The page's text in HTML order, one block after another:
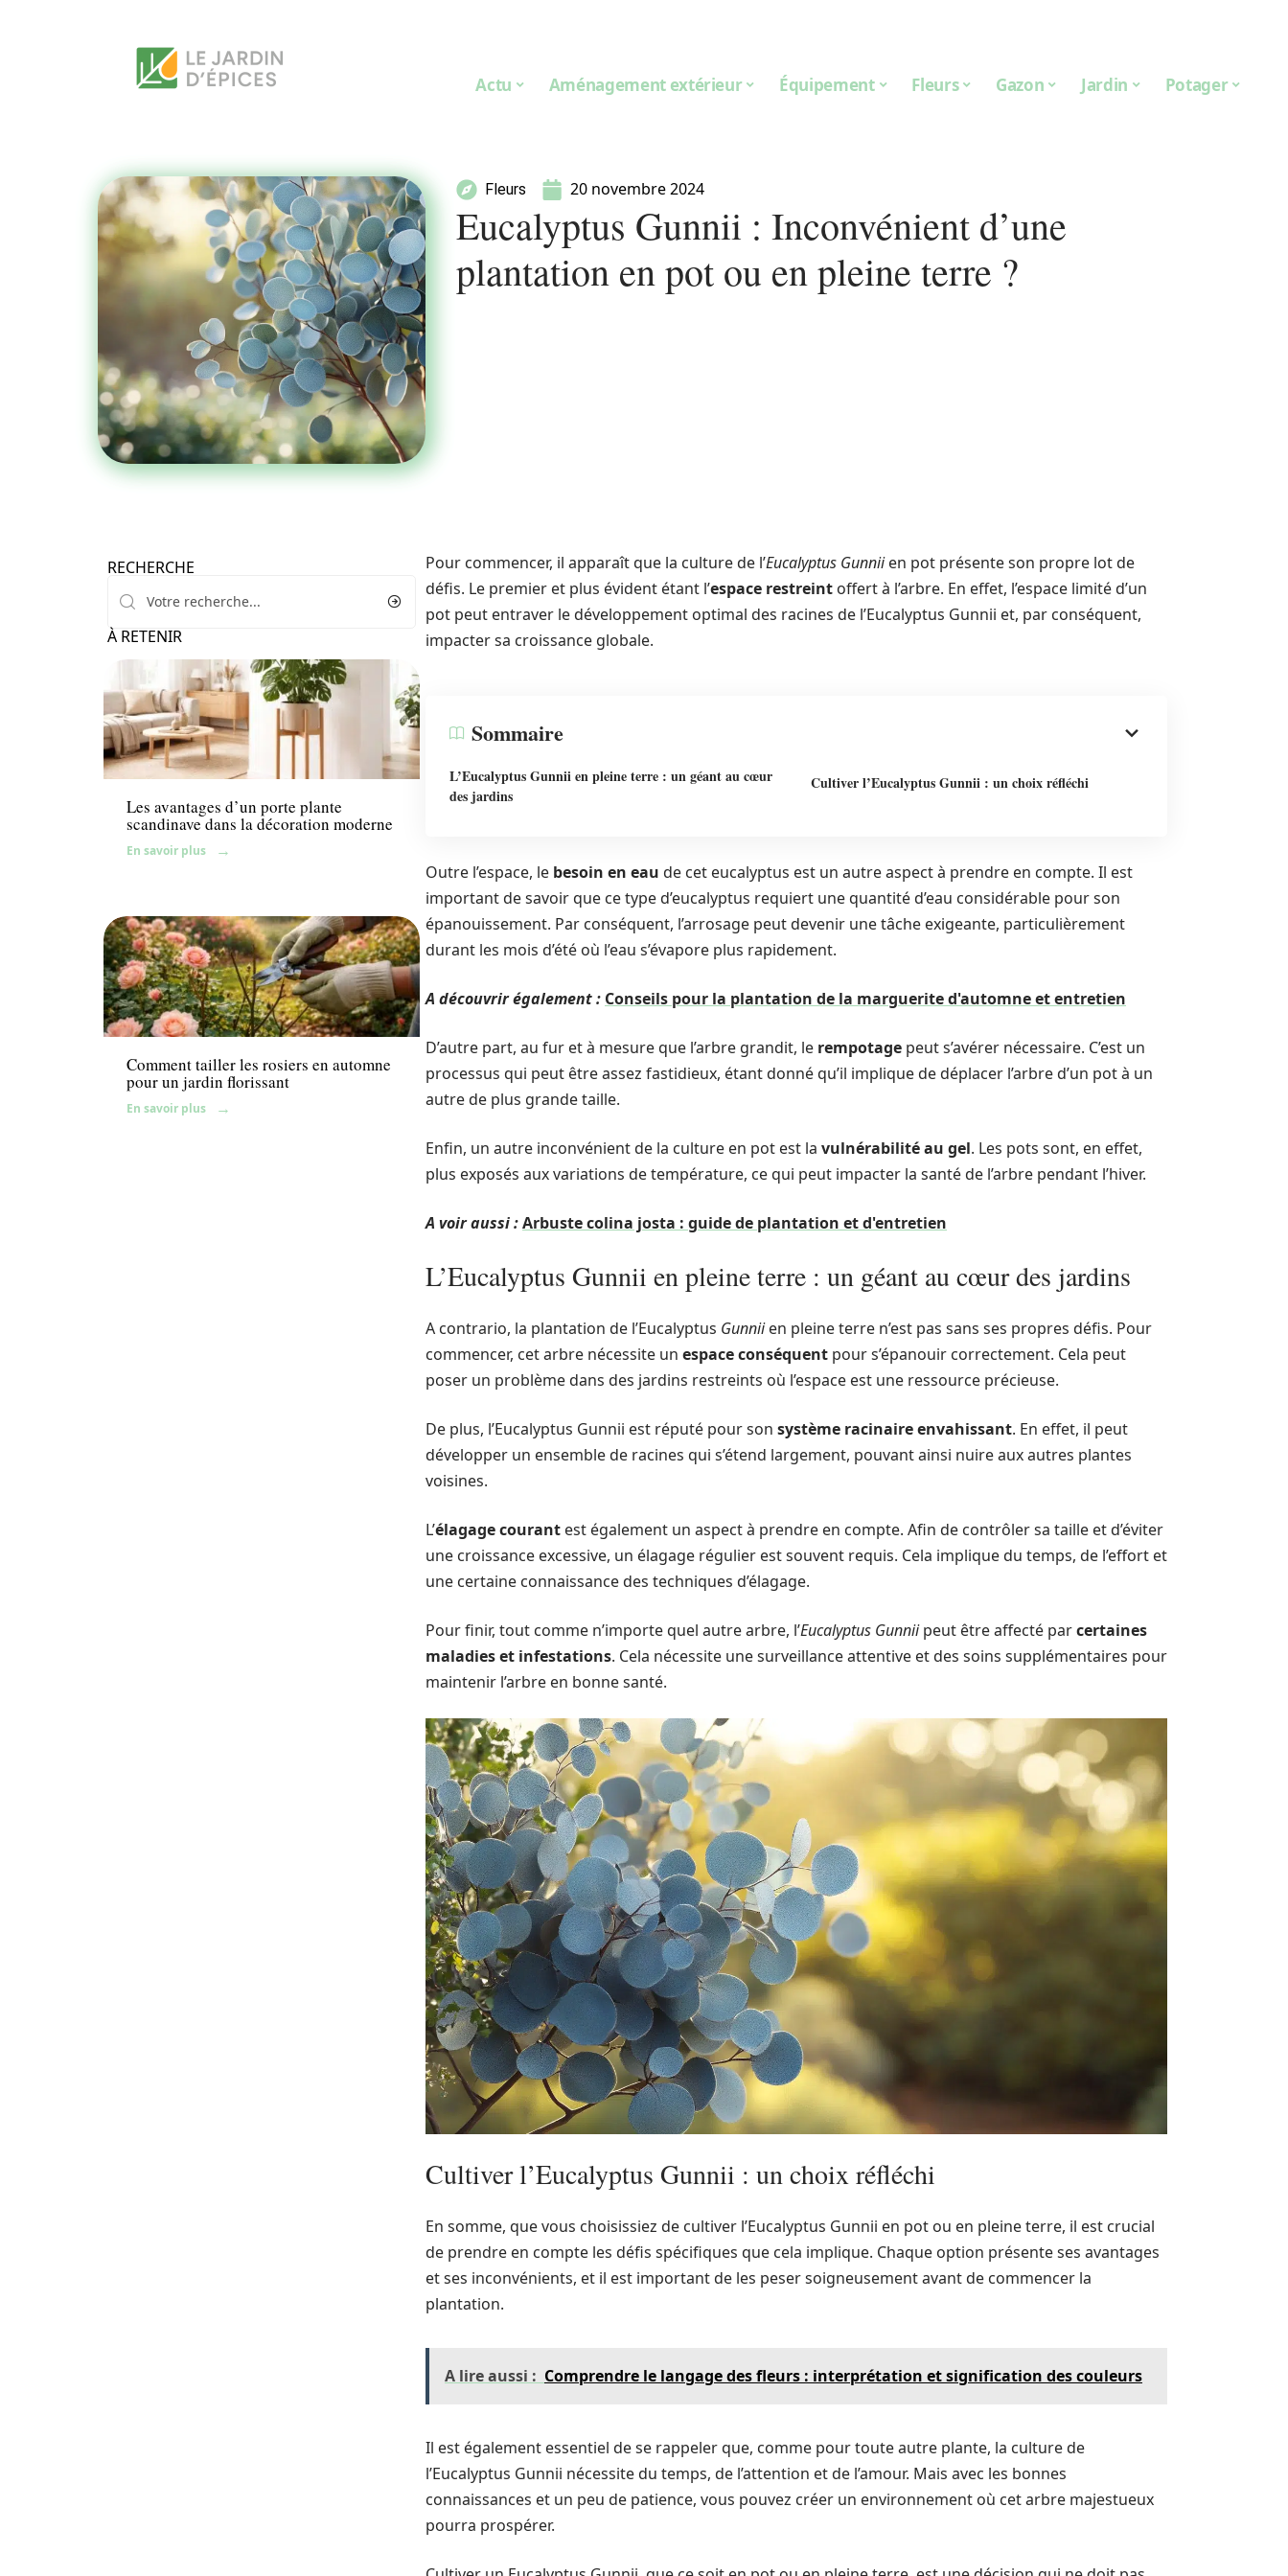
Actu Aménagement extérieur Équipement Fleurs Gazon Jardin Potager
Fleurs 20 novembre 2024
Eucalyptus Gunnii : Inconvénient d’une
plantation en pot ou en pleine terre ?
RECHERCHE
À RETENIR
Aménagement extérieur
Les avantages d’un porte plante
scandinave dans la décoration moderne
En savoir plus
Fleurs
Comment tailler les rosiers en automne
pour un jardin florissant
En savoir plus
Pour commencer, il apparaît que la culture de l’Eucalyptus Gunniien pot présente son propre lot de
défis. Le premier et plus évident étant l’espace restreint offert à l’arbre. En effet, l’espace limité d’un
pot peut entraver le développement optimal des racines de l’Eucalyptus Gunnii et, par conséquent,
impacter sa croissance globale.
Sommaire
L’Eucalyptus Gunnii en pleine terre : un géant au cœur
des jardins
Cultiver l’Eucalyptus Gunnii : un choix réfléchi
Outre l’espace, le besoin en eau de cet eucalyptus est un autre aspect à prendre en compte. Il est
important de savoir que ce type d’eucalyptus requiert une quantité d’eau considérable pour son
épanouissement. Par conséquent, l’arrosage peut devenir une tâche exigeante, particulièrement
durant les mois d’été où l’eau s’évapore plus rapidement.
A découvrir également : Conseils pour la plantation de la marguerite d'automne et entretien
D’autre part, au fur et à mesure que l’arbre grandit, le rempotage peut s’avérer nécessaire. C’est un
processus qui peut être assez fastidieux, étant donné qu’il implique de déplacer l’arbre d’un pot à un
autre de plus grande taille.
Enfin, un autre inconvénient de la culture en pot est la vulnérabilité au gel. Les pots sont, en effet,
plus exposés aux variations de température, ce qui peut impacter la santé de l’arbre pendant l’hiver.
A voir aussi :Arbuste colina josta : guide de plantation et d'entretien
L’Eucalyptus Gunnii en pleine terre : un géant au cœur des jardins
A contrario, la plantation de l’Eucalyptus Gunniien pleine terre n’est pas sans ses propres défis. Pour
commencer, cet arbre nécessite un espace conséquent pour s’épanouir correctement. Cela peut
poser un problème dans des jardins restreints où l’espace est une ressource précieuse.
De plus, l’Eucalyptus Gunnii est réputé pour son système racinaire envahissant. En effet, il peut
développer un ensemble de racines qui s’étend largement, pouvant ainsi nuire aux autres plantes
voisines.
L’élagage courant est également un aspect à prendre en compte. Afin de contrôler sa taille et d’éviter
une croissance excessive, un élagage régulier est souvent requis. Cela implique du temps, de l’effort et
une certaine connaissance des techniques d’élagage.
Pour finir, tout comme n’importe quel autre arbre, l’Eucalyptus Gunniipeut être affecté parcertaines
maladies et infestations. Cela nécessite une surveillance attentive et des soins supplémentaires pour
maintenir l’arbre en bonne santé.
Cultiver l’Eucalyptus Gunnii : un choix réfléchi
En somme, que vous choisissiez de cultiver l’Eucalyptus Gunnii en pot ou en pleine terre, il est crucial
de prendre en compte les défis spécifiques que cela implique. Chaque option présente ses avantages
et ses inconvénients, et il est important de les peser soigneusement avant de commencer la
plantation.
A lire aussi : Comprendre le langage des fleurs : interprétation et signification des couleurs
Il est également essentiel de se rappeler que, comme pour toute autre plante, la culture de
l’Eucalyptus Gunnii nécessite du temps, de l’attention et de l’amour. Mais avec les bonnes
connaissances et un peu de patience, vous pouvez créer un environnement où cet arbre majestueux
pourra prospérer.